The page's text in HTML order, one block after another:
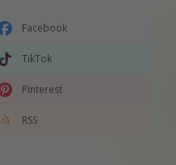
Facebook
TikTok
Pinterest
RSS